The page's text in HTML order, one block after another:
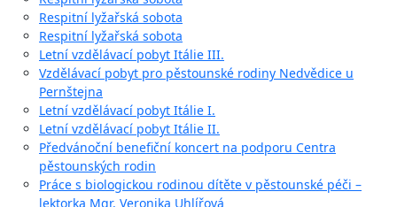
Respitní lyžařská sobota
Respitní lyžařská sobota
Letní vzdělávací pobyt Itálie III.
Vzdělávací pobyt pro pěstounské rodiny Nedvědice u
Pernštejna
Letní vzdělávací pobyt Itálie I.
Letní vzdělávací pobyt Itálie II.
Předvánoční benefiční koncert na podporu Centra
pěstounských rodin
Práce s biologickou rodinou dítěte v pěstounské péči –
lektorka Mgr. Veronika Uhlířová